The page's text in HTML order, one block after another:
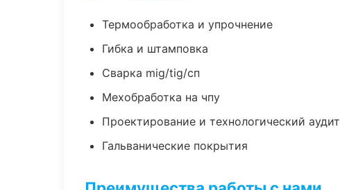
Термообработка и упрочнение
Гибка и штамповка
Сварка mig/tig/сп
Мехобработка на чпу
Проектирование и технологический аудит
Гальванические покрытия